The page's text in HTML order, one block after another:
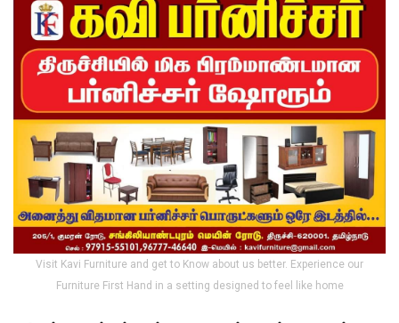
Visit Kavi Furniture and get to Know about us better. Experience our
Furniture First Hand in a setting designed to feel like home